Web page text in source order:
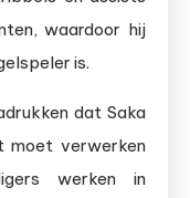
waardoor hij
is.
dat Saka
moet verwerken
werken in